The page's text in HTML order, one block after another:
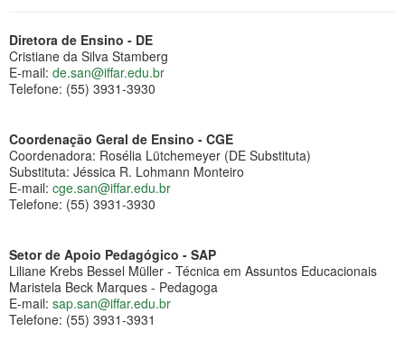
Diretora de Ensino - DE
Cristiane da Silva Stamberg
E-mail: de.san@iffar.edu.br
Telefone: (55) 3931-3930
Coordenação Geral de Ensino - CGE
Coordenadora: Rosélia Lütchemeyer (DE Substituta)
Substituta: Jéssica R. Lohmann Monteiro
E-mail: cge.san@iffar.edu.br
Telefone: (55) 3931-3930
Setor de Apoio Pedagógico - SAP
Liliane Krebs Bessel Müller - Técnica em Assuntos Educacionais
Maristela Beck Marques - Pedagoga
E-mail: sap.san@iffar.edu.br
Telefone: (55) 3931-3931